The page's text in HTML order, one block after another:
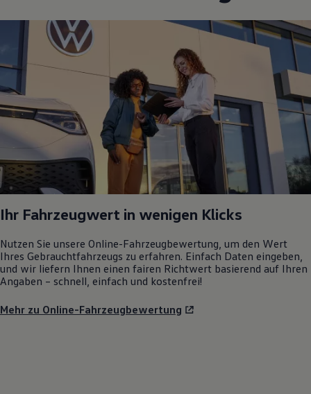
Ihr Fahrzeugwert in wenigen Klicks
Nutzen Sie unsere Online-Fahrzeugbewertung, um den Wert
Ihres Gebrauchtfahrzeugs zu erfahren. Einfach Daten eingeben,
und wir liefern Ihnen einen fairen Richtwert basierend auf Ihren
Angaben – schnell, einfach und kostenfrei!
Mehr zu Online-Fahrzeugbewertung